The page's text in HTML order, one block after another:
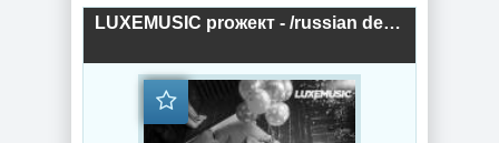
LUXEMUSIC proжект - /russian deep house/ (2018) торрент